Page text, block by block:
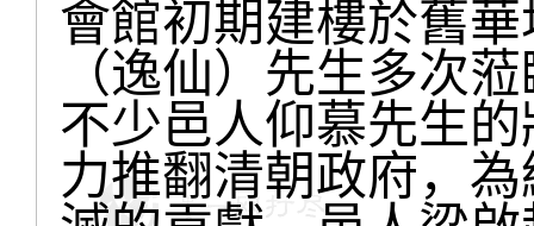
會館初期建樓於舊
（逸仙）先生多次
不少邑人仰慕先生
力推翻清朝政府，